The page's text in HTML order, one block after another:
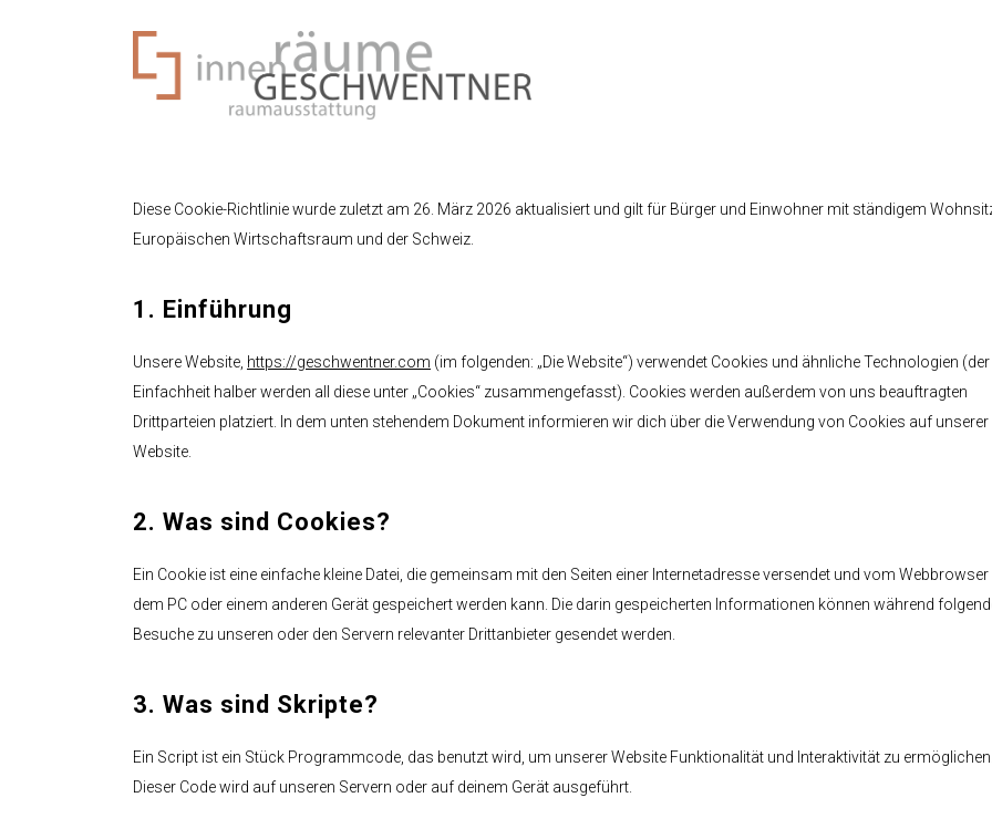
Bodenbelag
Teppich
Vorhang
Sonnenschutz
Insektenschutz
Möbel
Beratung
Heimwerker –
Service
Schleifarbeiten
Wir
Diese Cookie-Richtlinie wurde zuletzt am 26. März 2026 aktualisiert und gilt für Bürger und Einwohner mit ständigem
Europäischen Wirtschaftsraum und der Schweiz.
1. Einführung
Unsere Website, https://geschwentner.com (im folgenden: „Die Website“) verwendet Cookies und ähnliche Technologien (der
Einfachheit halber werden all diese unter „Cookies“ zusammengefasst). Cookies werden außerdem von uns beauftragten
Drittparteien platziert. In dem unten stehendem Dokument informieren wir dich über die Verwendung von Cookies auf unserer
Website.
2. Was sind Cookies?
Ein Cookie ist eine einfache kleine Datei, die gemeinsam mit den Seiten einer Internetadresse versendet und vom
dem PC oder einem anderen Gerät gespeichert werden kann. Die darin gespeicherten Informationen können während
Besuche zu unseren oder den Servern relevanter Drittanbieter gesendet werden.
3. Was sind Skripte?
Ein Script ist ein Stück Programmcode, das benutzt wird, um unserer Website Funktionalität und Interaktivität zu ermöglichen.
Dieser Code wird auf unseren Servern oder auf deinem Gerät ausgeführt.